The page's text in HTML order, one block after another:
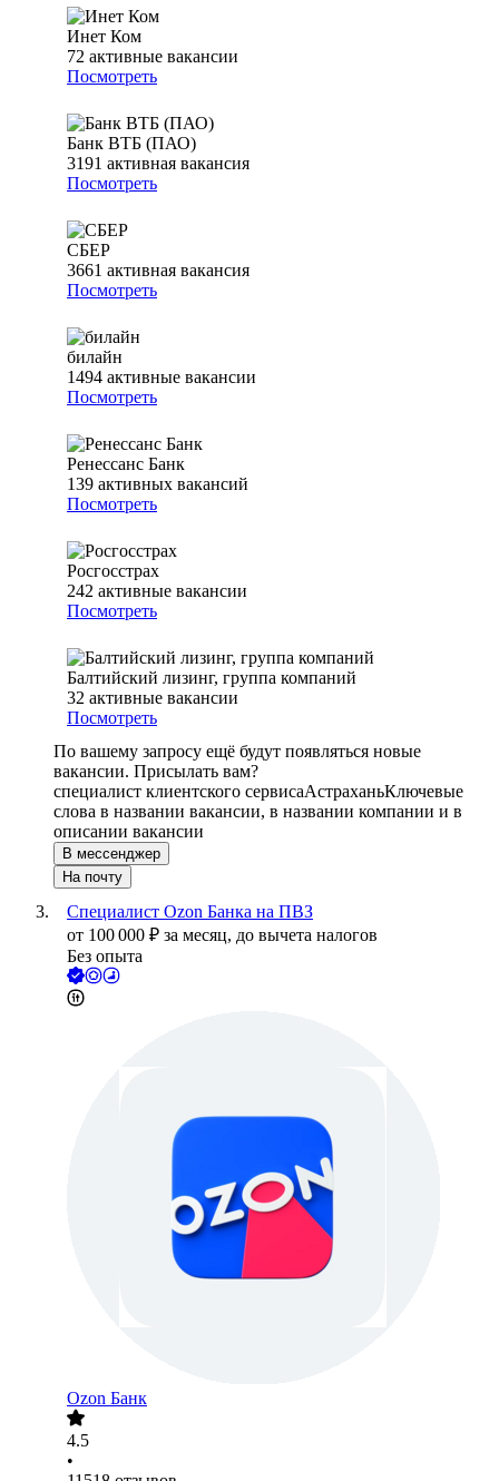
Инет Ком
72 активные вакансии
Посмотреть
Банк ВТБ (ПАО)
3191 активная вакансия
Посмотреть
СБЕР
3661 активная вакансия
Посмотреть
билайн
1494 активные вакансии
Посмотреть
Ренессанс Банк
139 активных вакансий
Посмотреть
Росгосстрах
242 активные вакансии
Посмотреть
Балтийский лизинг, группа компаний
32 активные вакансии
Посмотреть
По вашему запросу ещё будут появляться новые
вакансии. Присылать вам?
специалист клиентского сервисаАстраханьКлючевые
слова в названии вакансии, в названии компании и в
описании вакансии
В мессенджер
На почту
Специалист Ozon Банка на ПВЗ
от 100 000 ₽ за месяц, до вычета налогов
Без опыта
Ozon Банк
4.5
•